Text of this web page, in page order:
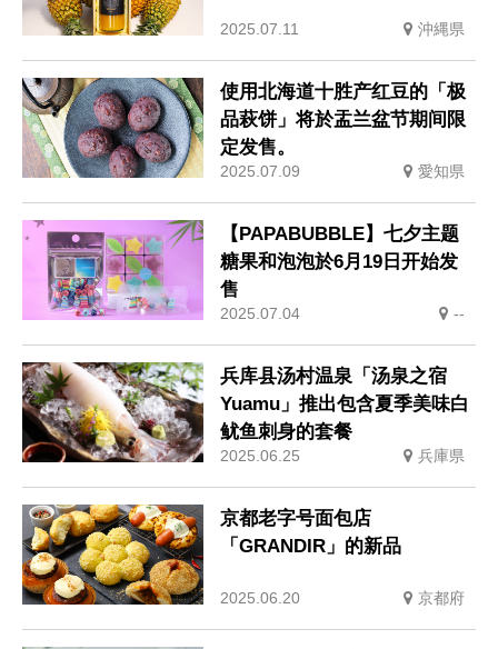
2025.07.11 沖縄県
使用北海道十胜产红豆的「极
品萩饼」将於盂兰盆节期间限
定发售。
2025.07.09 愛知県
【PAPABUBBLE】七夕主题
糖果和泡泡於6月19日开始发
售
2025.07.04 --
兵库县汤村温泉「汤泉之宿
Yuamu」推出包含夏季美味白
鱿鱼刺身的套餐
2025.06.25 兵庫県
京都老字号面包店
「GRANDIR」的新品
2025.06.20 京都府